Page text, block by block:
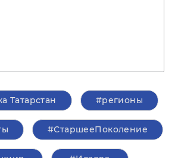
Татарстан #регионы
#СтаршееПоколение